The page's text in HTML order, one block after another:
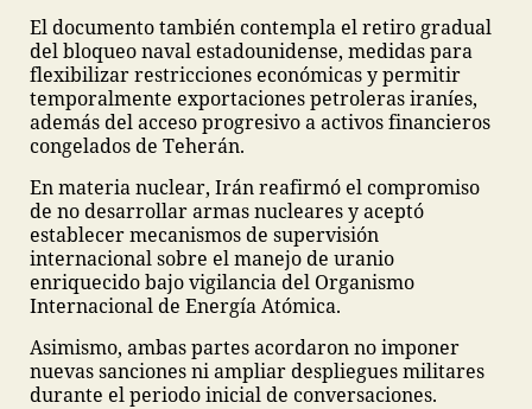
El documento también contempla el retiro gradual
del bloqueo naval estadounidense, medidas para
flexibilizar restricciones económicas y permitir
temporalmente exportaciones petroleras iraníes,
además del acceso progresivo a activos financieros
congelados de Teherán.
En materia nuclear, Irán reafirmó el compromiso
de no desarrollar armas nucleares y aceptó
establecer mecanismos de supervisión
internacional sobre el manejo de uranio
enriquecido bajo vigilancia del Organismo
Internacional de Energía Atómica.
Asimismo, ambas partes acordaron no imponer
nuevas sanciones ni ampliar despliegues militares
durante el periodo inicial de conversaciones.